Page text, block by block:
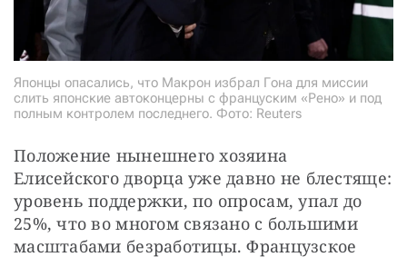
Японцы опасались, что Макрон избрал Гона для миссии
слить японские автоконцерны с француским «Рено» и под
полным контролем последнего. Фото: Reuters
Положение нынешнего хозяина
Елисейского дворца уже давно не блестяще:
уровень поддержки, по опросам, упал до
25%, что во многом связано с большими
масштабами безработицы. Французское